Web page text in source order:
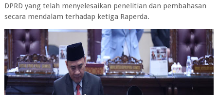
DPRD yang telah menyelesaikan penelitian dan pembahasan
secara mendalam terhadap ketiga Raperda.